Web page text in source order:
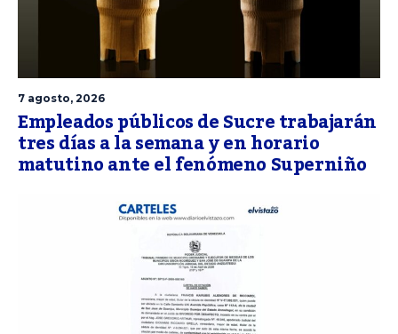
7 agosto, 2026
Empleados públicos de Sucre trabajarán
tres días a la semana y en horario
matutino ante el fenómeno Superniño